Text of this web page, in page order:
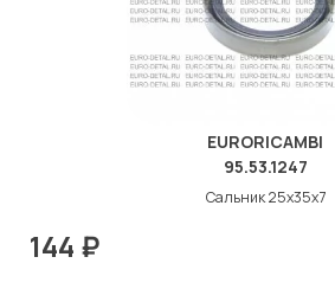
EURORICAMBI
95.53.1247
Сальник 25x35x7
144 ₽